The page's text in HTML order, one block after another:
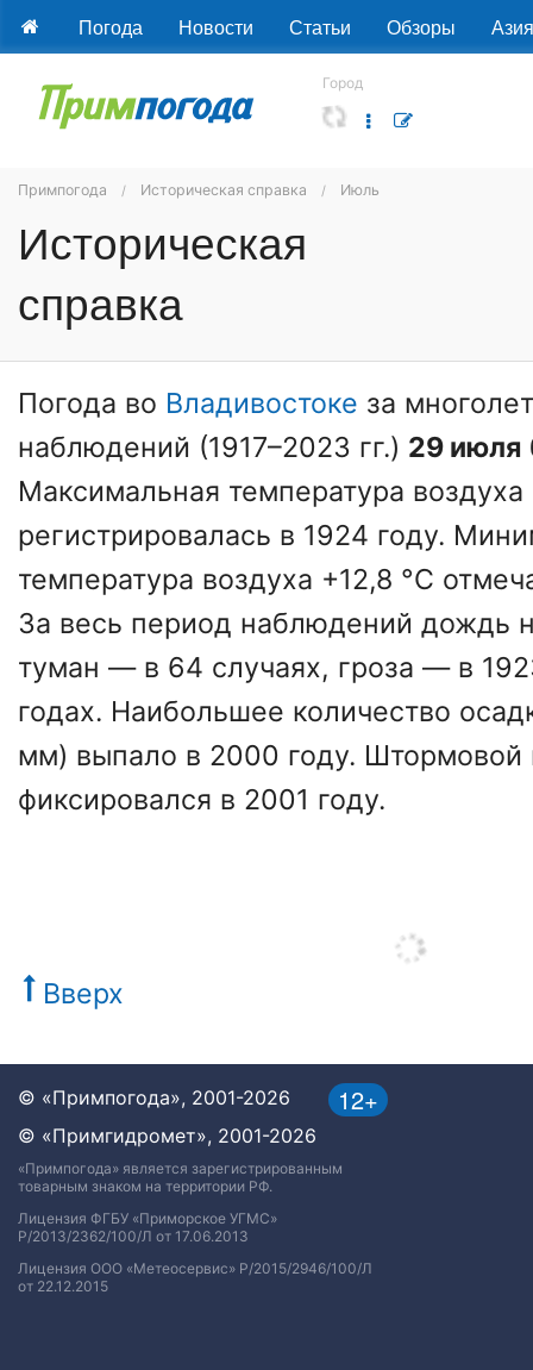
Погода Новости Статьи Обзоры Азия
Город
Примпогода Историческая справка Июль
Историческая
справка
Погода во Владивостоке за
наблюдений (1917–2023 гг.) 29 июля
Максимальная температура воздуха
регистрировалась в 1924 году.
температура воздуха +12,8 °C
За весь период наблюдений дождь
туман — в 64 случаях, гроза — в
годах. Наибольшее количество
мм) выпало в 2000 году. Штормовой
фиксировался в 2001 году.
Вверх
12+
© «Примпогода», 2001-2026
© «Примгидромет», 2001-2026
«Примпогода» является зарегистрированным
товарным знаком на территории РФ.
Лицензия ФГБУ «Приморское УГМС»
Р/2013/2362/100/Л от 17.06.2013
Лицензия ООО «Метеосервис» Р/2015/2946/100/Л
от 22.12.2015